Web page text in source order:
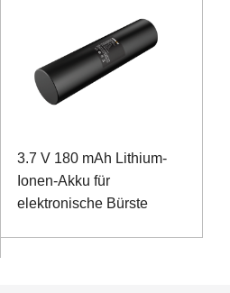
3.7 V 180 mAh Lithium-
Ionen-Akku für
elektronische Bürste